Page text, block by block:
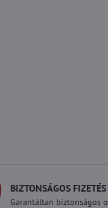
BIZTONSÁGOS FIZETÉS
Garantáltan biztonságos